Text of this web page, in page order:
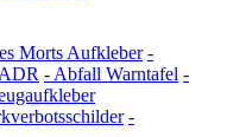
Morts Aufkleber -
- Abfall Warntafel -
-